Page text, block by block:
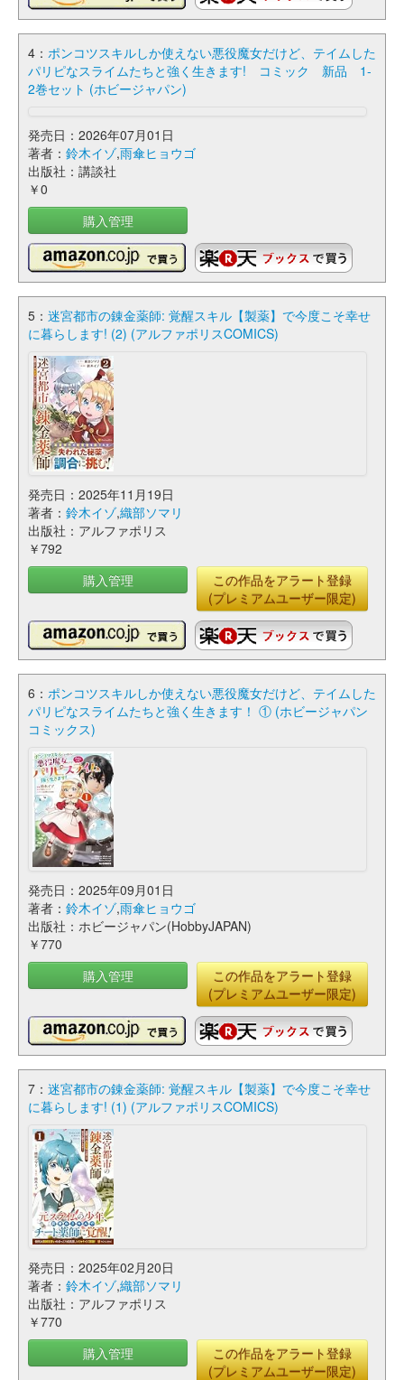
4： ポンコツスキルしか使えない悪役魔女だけど、テイムした
パリピなスライムたちと強く生きます! コミック 新品 1-
2巻セット (ホビージャパン)
発売日：2026年07月01日
著者： 鈴木イゾ,雨傘ヒョウゴ
出版社：講談社
￥0
購入管理
5： 迷宮都市の錬金薬師: 覚醒スキル【製薬】で今度こそ幸せ
に暮らします! (2) (アルファポリスCOMICS)
発売日：2025年11月19日
著者： 鈴木イゾ,織部ソマリ
出版社：アルファポリス
￥792
購入管理
この作品をアラート登録
(プレミアムユーザー限定)
6： ポンコツスキルしか使えない悪役魔女だけど、テイムした
パリピなスライムたちと強く生きます！ ① (ホビージャパン
コミックス)
発売日：2025年09月01日
著者： 鈴木イゾ,雨傘ヒョウゴ
出版社：ホビージャパン(HobbyJAPAN)
￥770
購入管理
この作品をアラート登録
(プレミアムユーザー限定)
7： 迷宮都市の錬金薬師: 覚醒スキル【製薬】で今度こそ幸せ
に暮らします! (1) (アルファポリスCOMICS)
発売日：2025年02月20日
著者： 鈴木イゾ,織部ソマリ
出版社：アルファポリス
￥770
購入管理
この作品をアラート登録
(プレミアムユーザー限定)